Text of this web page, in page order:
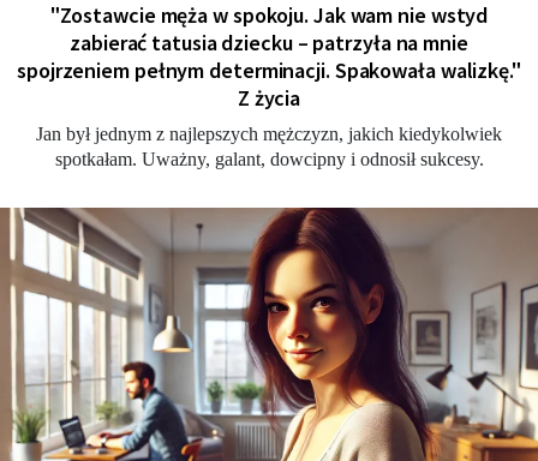
"Zostawcie męża w spokoju. Jak wam nie wstyd
zabierać tatusia dziecku – patrzyła na mnie
spojrzeniem pełnym determinacji. Spakowała walizkę."
Z życia
Jan był jednym z najlepszych mężczyzn, jakich kiedykolwiek
spotkałam. Uważny, galant, dowcipny i odnosił sukcesy.